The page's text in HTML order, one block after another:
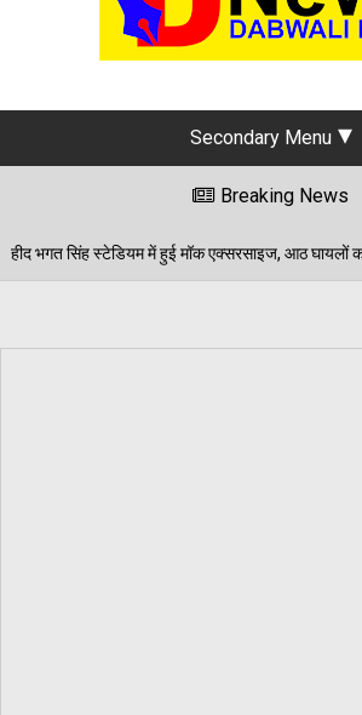
INSTAGRAM
Secondary Menu
Breaking News
आठ घायलों का किया गया रेस्क्यू